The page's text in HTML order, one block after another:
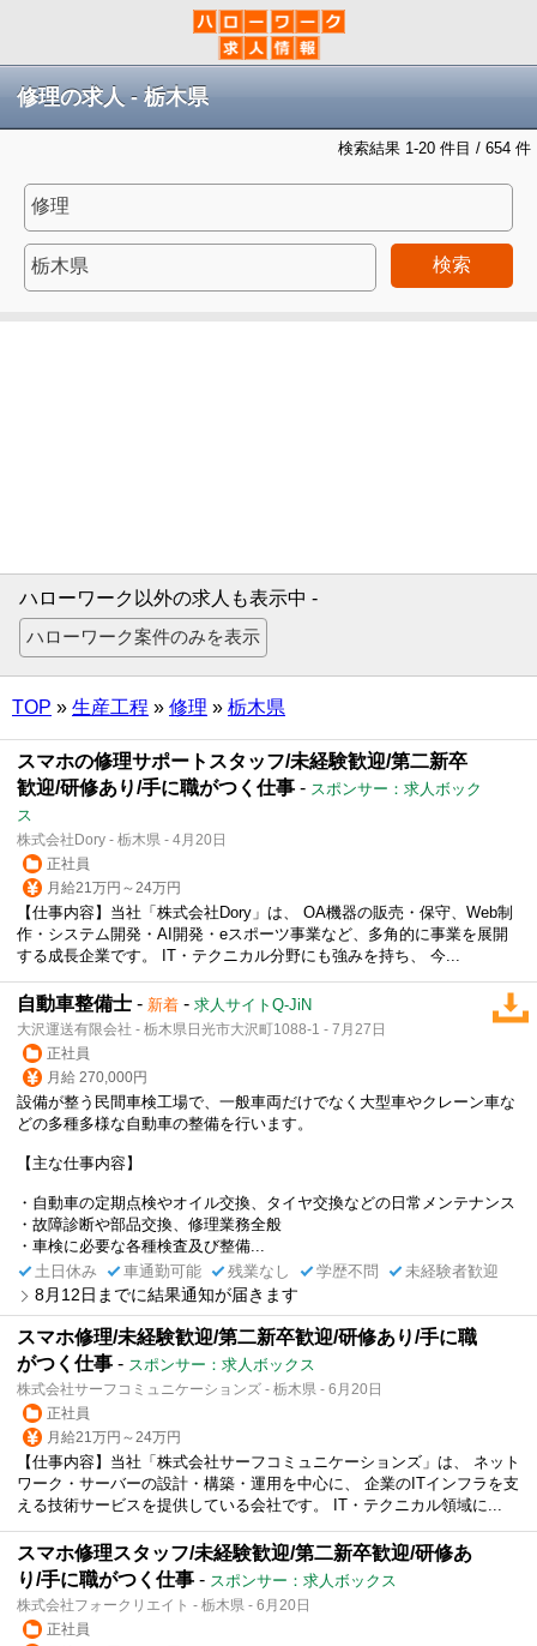
修理の求人 - 栃木県
検索結果 1-20 件目 / 654 件
検索
ハローワーク以外の求人も表示中 -
TOP » 生産工程 » 修理 » 栃木県
スマホの修理サポートスタッフ/未経験歓迎/第二新卒
歓迎/研修あり/手に職がつく仕事 - スポンサー：求人ボック
ス
株式会社Dory - 栃木県 - 4月20日
正社員
月給21万円～24万円
【仕事内容】当社「株式会社Dory」は、 OA機器の販売・保守、Web制
作・システム開発・AI開発・eスポーツ事業など、多角的に事業を展開
する成長企業です。 IT・テクニカル分野にも強みを持ち、 今...
自動車整備士 - 新着 - 求人サイトQ-JiN
大沢運送有限会社 - 栃木県日光市大沢町1088-1 - 7月27日
正社員
月給 270,000円
設備が整う民間車検工場で、一般車両だけでなく大型車やクレーン車な
どの多種多様な自動車の整備を行います。
【主な仕事内容】
・自動車の定期点検やオイル交換、タイヤ交換などの日常メンテナンス
・故障診断や部品交換、修理業務全般
・車検に必要な各種検査及び整備...
土日休み
車通勤可能 残業なし 学歴不問 未経験者歓迎
8月12日までに結果通知が届きます
スマホ修理/未経験歓迎/第二新卒歓迎/研修あり/手に職
がつく仕事 - スポンサー：求人ボックス
株式会社サーフコミュニケーションズ - 栃木県 - 6月20日
正社員
月給21万円～24万円
【仕事内容】当社「株式会社サーフコミュニケーションズ」は、 ネット
ワーク・サーバーの設計・構築・運用を中心に、 企業のITインフラを支
える技術サービスを提供している会社です。 IT・テクニカル領域に...
スマホ修理スタッフ/未経験歓迎/第二新卒歓迎/研修あ
り/手に職がつく仕事 - スポンサー：求人ボックス
株式会社フォークリエイト - 栃木県 - 6月20日
正社員